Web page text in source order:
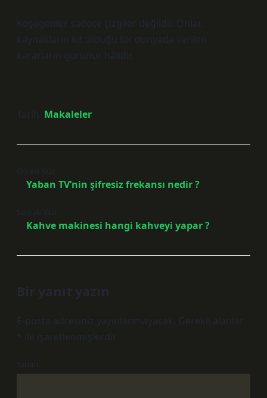
Köşegenler sadece çizgiler değildir. Onlar,
kaynakların kıt olduğu bir dünyada verilen
kararların görünür hâlidir.
Tarih: Makaleler
Önceki Yazı
Yaban TV’nin şifresiz frekansı nedir ?
Sonraki Yazı
Kahve makinesi hangi kahveyi yapar ?
Bir yanıt yazın
E-posta adresiniz yayınlanmayacak. Gerekli alanlar
*
ile işaretlenmişlerdir
Yorum